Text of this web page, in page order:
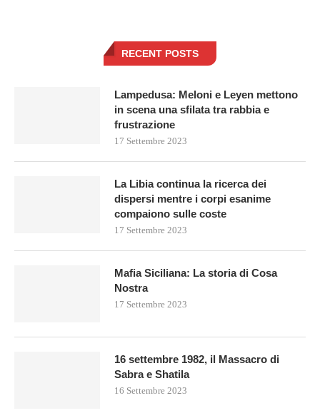
RECENT POSTS
Lampedusa: Meloni e Leyen mettono
in scena una sfilata tra rabbia e
frustrazione
17 Settembre 2023
La Libia continua la ricerca dei
dispersi mentre i corpi esanime
compaiono sulle coste
17 Settembre 2023
Mafia Siciliana: La storia di Cosa
Nostra
17 Settembre 2023
16 settembre 1982, il Massacro di
Sabra e Shatila
16 Settembre 2023